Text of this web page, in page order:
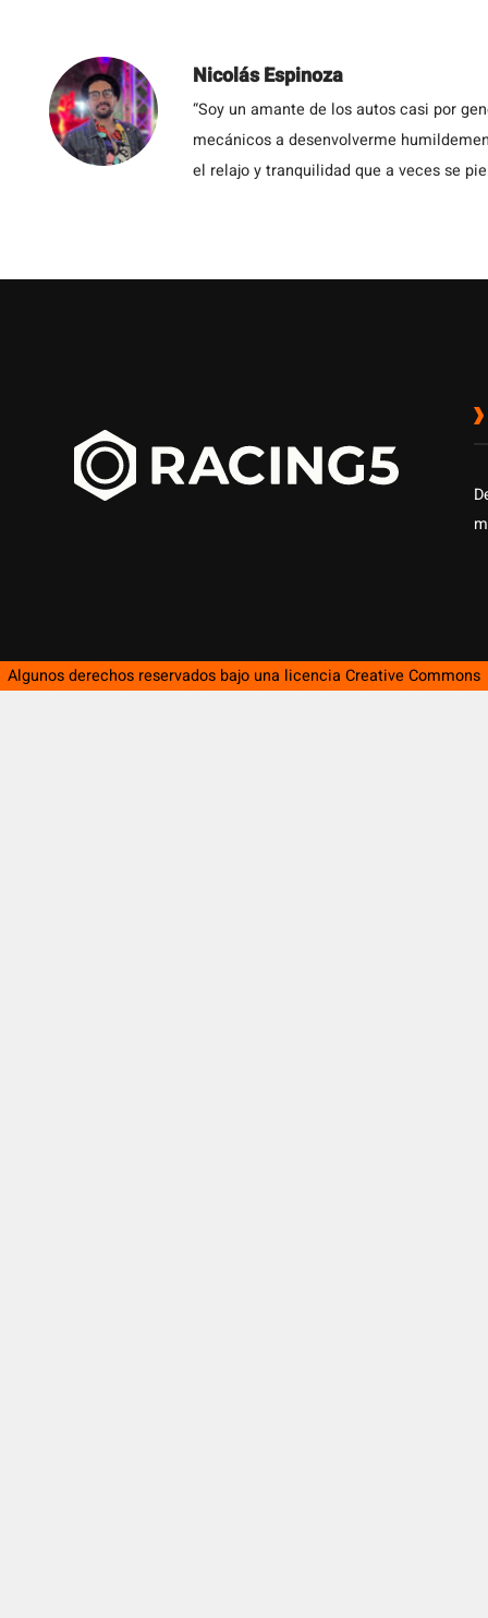
Nicolás Espinoza
“Soy un amante de los autos casi por
mecánicos a desenvolverme
el relajo y tranquilidad que a veces se
Algunos derechos reservados bajo una licencia Creative Commons